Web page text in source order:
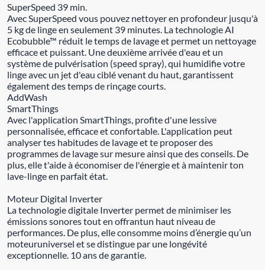
SuperSpeed 39 min.
Avec SuperSpeed vous pouvez nettoyer en profondeur jusqu'à
5 kg de linge en seulement 39 minutes. La technologie AI
Ecobubble™ réduit le temps de lavage et permet un nettoyage
efficace et puissant. Une deuxième arrivée d'eau et un
système de pulvérisation (speed spray), qui humidifie votre
linge avec un jet d'eau ciblé venant du haut, garantissent
également des temps de rinçage courts.
AddWash
SmartThings
Avec l'application SmartThings, profite d'une lessive
personnalisée, efficace et confortable. L'application peut
analyser tes habitudes de lavage et te proposer des
programmes de lavage sur mesure ainsi que des conseils. De
plus, elle t'aide à économiser de l'énergie et à maintenir ton
lave-linge en parfait état.
Moteur Digital Inverter
La technologie digitale Inverter permet de minimiser les
émissions sonores tout en offrantun haut niveau de
performances. De plus, elle consomme moins d’énergie qu’un
moteuruniversel et se distingue par une longévité
exceptionnelle. 10 ans de garantie.